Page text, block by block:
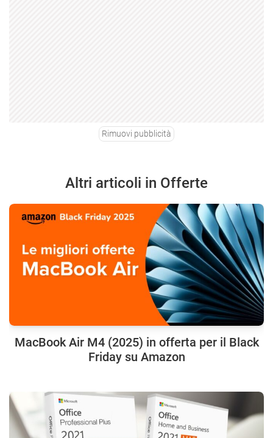
Rimuovi pubblicità
Altri articoli in Offerte
MacBook Air M4 (2025) in offerta per il Black
Friday su Amazon